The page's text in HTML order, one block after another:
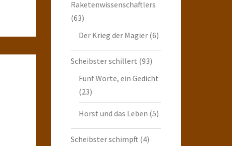
Raketenwissenschaftlers
(63)
Der Krieg der Magier(6)
Scheibster schillert (93)
Fünf Worte, ein Gedicht
(23)
Horst und das Leben (5)
Scheibster schimpft (4)